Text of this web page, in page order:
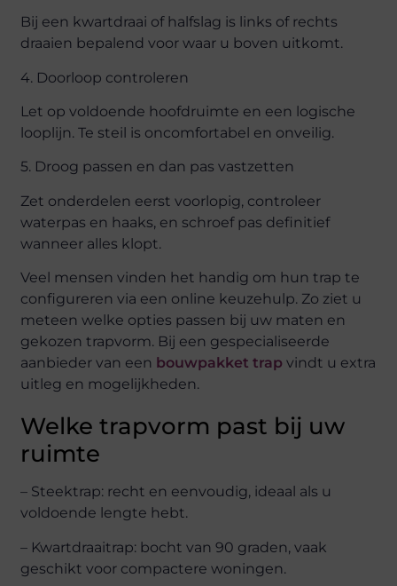
Bij een kwartdraai of halfslag is links of rechts
draaien bepalend voor waar u boven uitkomt.
4. Doorloop controleren
Let op voldoende hoofdruimte en een logische
looplijn. Te steil is oncomfortabel en onveilig.
5. Droog passen en dan pas vastzetten
Zet onderdelen eerst voorlopig, controleer
waterpas en haaks, en schroef pas definitief
wanneer alles klopt.
Veel mensen vinden het handig om hun trap te
configureren via een online keuzehulp. Zo ziet u
meteen welke opties passen bij uw maten en
gekozen trapvorm. Bij een gespecialiseerde
aanbieder van een bouwpakket trap vindt u extra
uitleg en mogelijkheden.
Welke trapvorm past bij uw
ruimte
– Steektrap: recht en eenvoudig, ideaal als u
voldoende lengte hebt.
– Kwartdraaitrap: bocht van 90 graden, vaak
geschikt voor compactere woningen.